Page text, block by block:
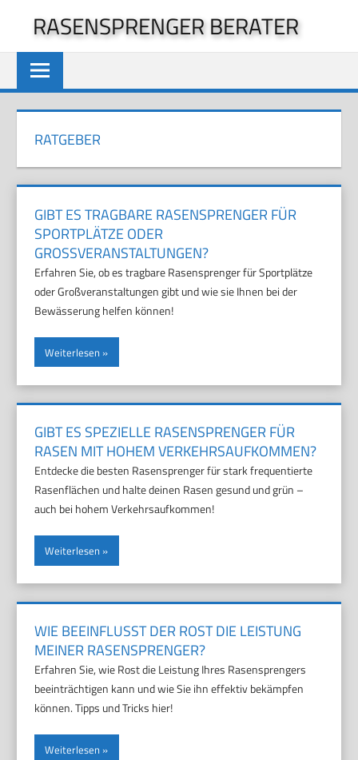
springen
RASENSPRENGER BERATER
RATGEBER
GIBT ES TRAGBARE RASENSPRENGER FÜR
SPORTPLÄTZE ODER
GROSSVERANSTALTUNGEN?
Erfahren Sie, ob es tragbare Rasensprenger für Sportplätze
oder Großveranstaltungen gibt und wie sie Ihnen bei der
Bewässerung helfen können!
Weiterlesen
GIBT ES SPEZIELLE RASENSPRENGER FÜR
RASEN MIT HOHEM VERKEHRSAUFKOMMEN?
Entdecke die besten Rasensprenger für stark frequentierte
Rasenflächen und halte deinen Rasen gesund und grün –
auch bei hohem Verkehrsaufkommen!
Weiterlesen
WIE BEEINFLUSST DER ROST DIE LEISTUNG
MEINER RASENSPRENGER?
Erfahren Sie, wie Rost die Leistung Ihres Rasensprengers
beeinträchtigen kann und wie Sie ihn effektiv bekämpfen
können. Tipps und Tricks hier!
Weiterlesen